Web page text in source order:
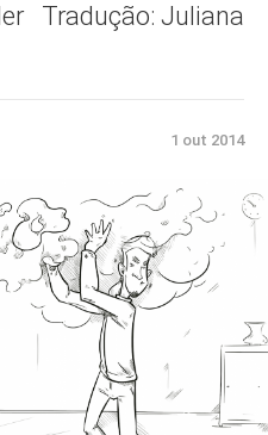
Tradução: Juliana
1 out 2014